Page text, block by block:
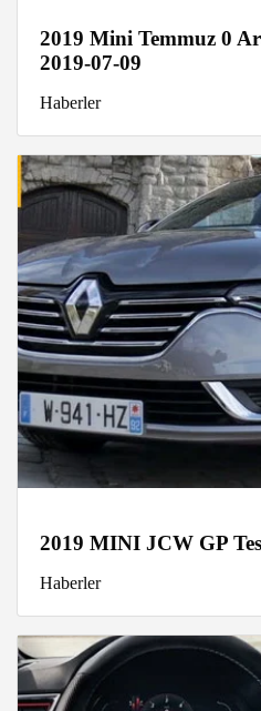
2019 Mini Temmuz 0
2019-07-09
Haberler
2019 MINI JCW GP
Haberler